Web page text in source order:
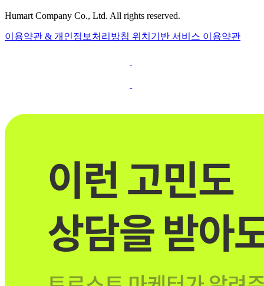
Humart Company Co., Ltd. All rights reserved.
이용약관 & 개인정보처리방침 위치기반 서비스 이용약관